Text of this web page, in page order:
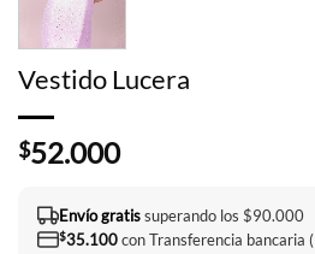
Vestido Lucera
$52.000
Envío gratissuperando los $90.000
$35.100con Transferencia bancaria